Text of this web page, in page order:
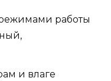
работы
и влаге